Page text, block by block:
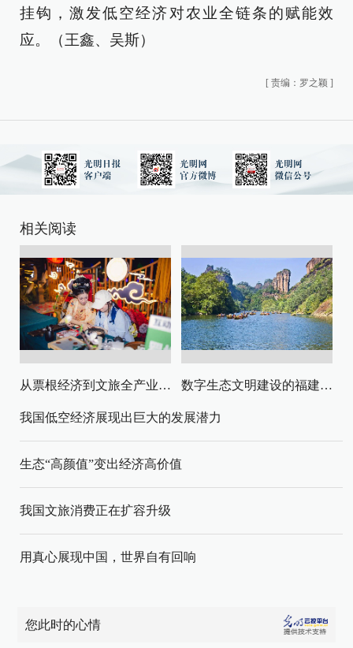
挂钩，激发低空经济对农业全链条的赋能效
应。（王鑫、吴斯）
[ 责编：罗之颖 ]
相关阅读
从票根经济到文旅全产业链升级 数字生态文明建设的福建路径与启示
我国低空经济展现出巨大的发展潜力
生态“高颜值”变出经济高价值
我国文旅消费正在扩容升级
用真心展现中国，世界自有回响
您此时的心情